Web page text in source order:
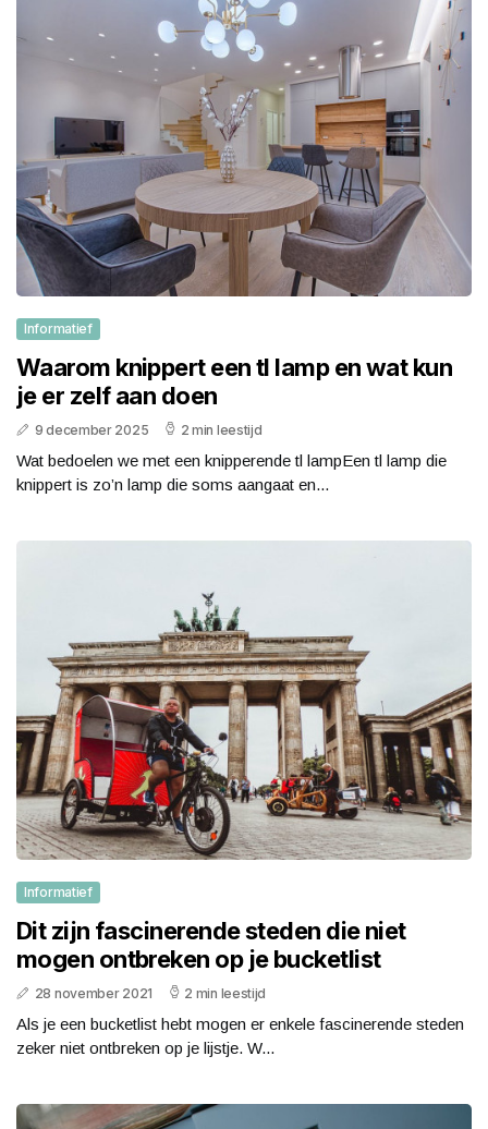
Informatief
Waarom knippert een tl lamp en wat kun
je er zelf aan doen
9 december 2025 2 min leestijd
Wat bedoelen we met een knipperende tl lampEen tl lamp die
knippert is zo’n lamp die soms aangaat en...
Informatief
Dit zijn fascinerende steden die niet
mogen ontbreken op je bucketlist
28 november 2021 2 min leestijd
Als je een bucketlist hebt mogen er enkele fascinerende steden
zeker niet ontbreken op je lijstje. W...